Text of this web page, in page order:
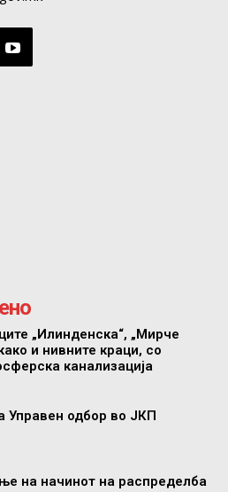
„Илинденска“, „Мирче
и нивните краци, со
канализација
Управен одбор во ЈКП
на начинот на распределба